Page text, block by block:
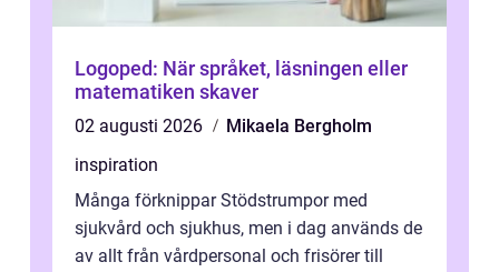
Logoped: När språket, läsningen eller
matematiken skaver
02 augusti 2026
Mikaela Bergholm
inspiration
Många förknippar Stödstrumpor med
sjukvård och sjukhus, men i dag används de
av allt från vårdpersonal och frisörer till